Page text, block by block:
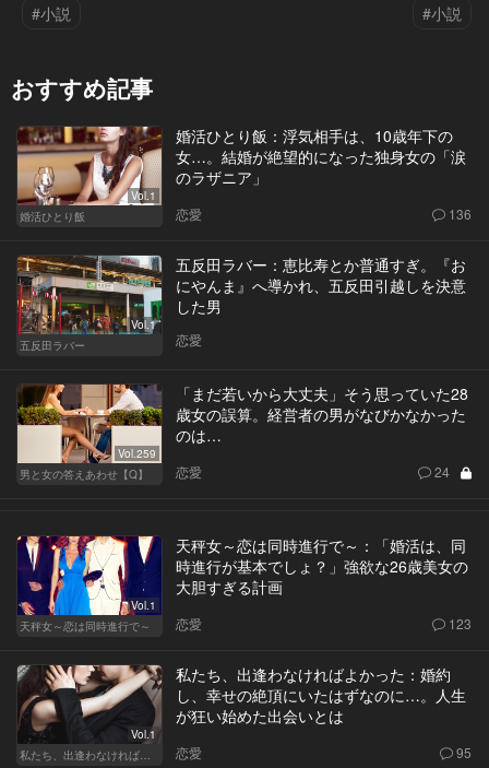
#小説 #小説
おすすめ記事
Vol.1
婚活ひとり飯
婚活ひとり飯：浮気相手は、10歳年下の
女…。結婚が絶望的になった独身女の「涙
のラザニア」
恋愛 136
Vol.1
五反田ラバー
五反田ラバー：恵比寿とか普通すぎ。『お
にやんま』へ導かれ、五反田引越しを決意
した男
恋愛
Vol.259
男と女の答えあわせ【Q】
「まだ若いから大丈夫」そう思っていた28
歳女の誤算。経営者の男がなびかなかった
のは…
恋愛 24
Vol.1
天秤女～恋は同時進行で～
天秤女～恋は同時進行で～：「婚活は、同
時進行が基本でしょ？」強欲な26歳美女の
大胆すぎる計画
恋愛 123
Vol.1
私たち、出逢わなければよかった
私たち、出逢わなければよかった：婚約
し、幸せの絶頂にいたはずなのに…。人生
が狂い始めた出会いとは
恋愛 95